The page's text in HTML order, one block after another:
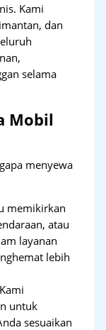
Kami
dan
selama
Mobil
menyewa
memikirkan
atau
layanan
lebih
untuk
sesuaikan